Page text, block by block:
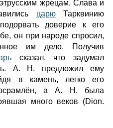
жрецам. Слава и
царюТарквинию
доверие к его
он при народе спросил,
им дело. Получив
сказал, что задумал
А. Н. предложил ему
в камень, легко его
а А. Н. была
много веков (Dion.